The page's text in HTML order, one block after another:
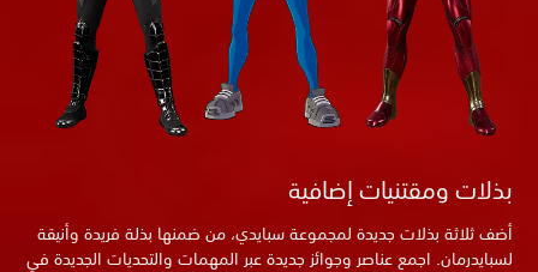
بذلات ومقتنيات إضافية
أضف ثلاثة بذلات جديدة لمجموعة سبايدي، من ضمنها بذلة فريدة وأنيقة
لسبايدرمان. اجمع عناصر وجوائز جديدة عبر المهمات والتحديات الجديدة في